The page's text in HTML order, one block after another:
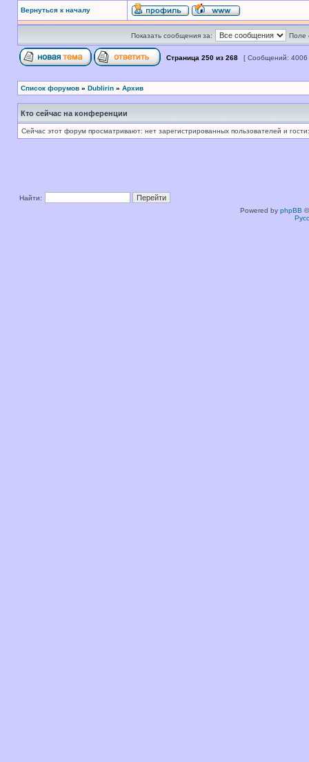
Вернуться к началу
Показать сообщения за: Поле
Страница 250 из 268 [ Сообщений:
Список форумов » Dublirin » Архив
Кто сейчас на конференции
Сейчас этот форум просматривают: нет зарегистрированных пользователей и
Найти:
Powered by phpBB